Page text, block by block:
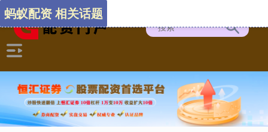
蚂蚁配资 相关话题